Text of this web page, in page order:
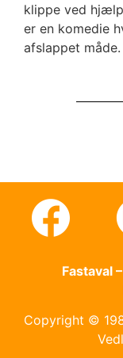
klippe ved
er en komedie
afslappet måde.
Fastaval
Copyright ©